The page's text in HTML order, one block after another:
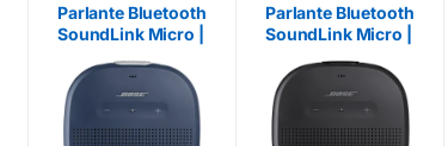
Parlante Bluetooth
SoundLink Micro |
Parlante Bluetooth
SoundLink Micro |